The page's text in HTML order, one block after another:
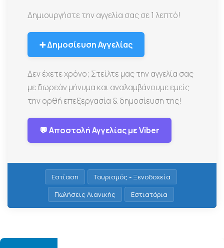
Δημιουργήστε την αγγελία σας σε 1 λεπτό!
➕ Δημοσίευση Αγγελίας
Δεν έχετε χρόνο; Στείλτε μας την αγγελία σας
με δωρεάν μήνυμα και αναλαμβάνουμε εμείς
την ορθή επεξεργασία & δημοσίευση της!
💬 Αποστολή Αγγελίας με Viber
Εστίαση
Τουρισμός - Ξενοδοχεία
Πωλήσεις Λιανικής
Εστιατόρια